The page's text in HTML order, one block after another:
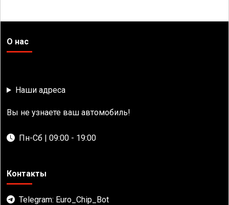
О нас
Наши адреса
Вы не узнаете ваш автомобиль!
Пн-Сб | 09:00 - 19:00
Контакты
Telegram: Euro_Chip_Bot